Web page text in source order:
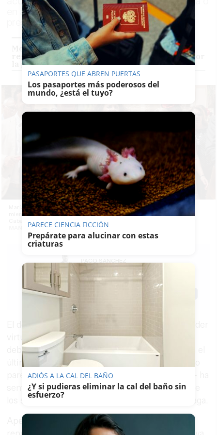
en algún acto a la futura candidata a la
presidencia de la Junta
Montero insufla vitaminas al PSOE en su
regreso: "Vamos a ganar, necesitamos ganar por
la gente que está ahí fuera"
María Jesús Montero, junto a la alcaldesa Mamen Sánchez y otros
miembros de la ejecutiva local socialista, en una pasada Feria del
Caballo. -
MANU GARCÍA
10/01/2025
Actualizado: 10/01/2025 - 10:07
virtual del renovado PSOE de Andalucía —todo
deberá oficializarse en un congreso regional en el
último fin de semana del mes que viene, pero no
parece que vaya a haber demasiada oposición— ha
sentado bien a todas las agrupaciones locales de
los socialistas de Cádiz a Jaén, de Huelva a Málaga.
Apenas queda dirigente, alto cargo o
PASAPORTES QUE ABREN PUERTAS
Los pasaportes más poderosos del
mundo, ¿está el tuyo?
PARECE CIENCIA FICCIÓN
Prepárate para alucinar con estas
criaturas
ADIÓS A LA CAL DEL BAÑO
¿Y si pudieras eliminar la cal del baño sin
esfuerzo?